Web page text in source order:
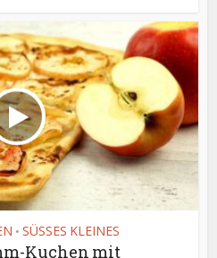
• SÜSSES KLEINES
Kuchen mit